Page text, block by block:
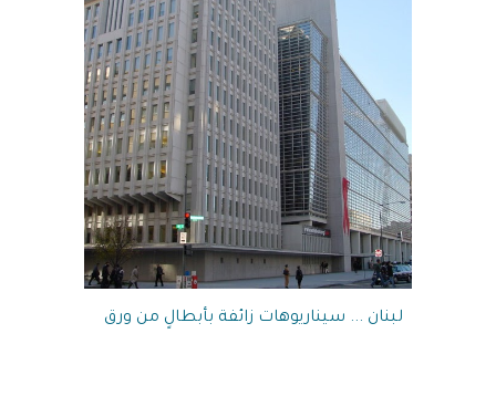
لبنان ... سيناريوهات زائفة بأبطالٍ من ورق